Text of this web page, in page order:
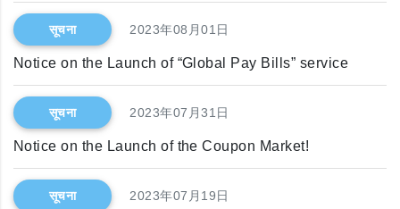
सूचना 2023年08月01日
Notice on the Launch of “Global Pay Bills” service
सूचना 2023年07月31日
Notice on the Launch of the Coupon Market!
सूचना 2023年07月19日